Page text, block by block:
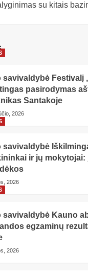
su kitais
savivaldybė Festivalį
pasirodymas
Santakoje
2026
savivaldybė
ir jų mokytojai:
2026
savivaldybė Kauno
egzaminų
2026